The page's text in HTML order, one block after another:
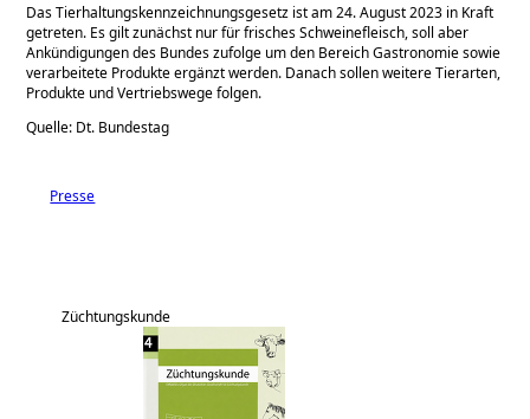
Das Tierhaltungskennzeichnungsgesetz ist am 24. August 2023 in Kraft
getreten. Es gilt zunächst nur für frisches Schweinefleisch, soll aber
Ankündigungen des Bundes zufolge um den Bereich Gastronomie sowie
verarbeitete Produkte ergänzt werden. Danach sollen weitere Tierarten,
Produkte und Vertriebswege folgen.
Quelle: Dt. Bundestag
Presse
Züchtungskunde